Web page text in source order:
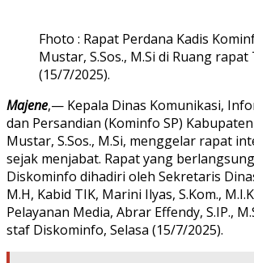
Fhoto : Rapat Perdana Kadis
Mustar, S.Sos., M.Si di Ruang rapat
(15/7/2025).
Majene,— Kepala Dinas Komunikasi,
dan Persandian (Kominfo SP)
Mustar, S.Sos., M.Si, menggelar rapat
sejak menjabat. Rapat yang
Diskominfo dihadiri oleh Sekretaris
M.H, Kabid TIK, Marini Ilyas, S.Kom.,
Pelayanan Media, Abrar Effendy, S.IP.,
staf Diskominfo, Selasa (15/7/2025).